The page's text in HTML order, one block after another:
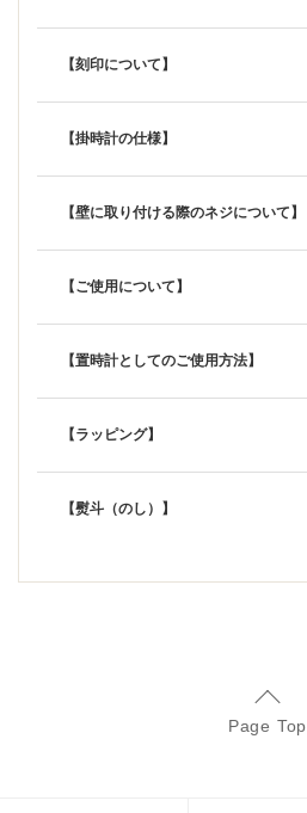
【刻印について】
【掛時計の仕様】
【壁に取り付ける際のネジについて】
【ご使用について】
【置時計としてのご使用方法】
【ラッピング】
【熨斗（のし）】
Page Top